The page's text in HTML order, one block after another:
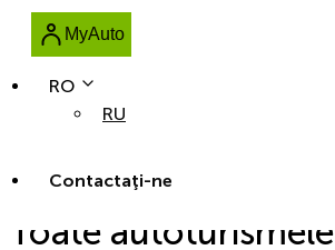
Contactaţi-ne
MyAuto
RO
RU
Toate autoturismele